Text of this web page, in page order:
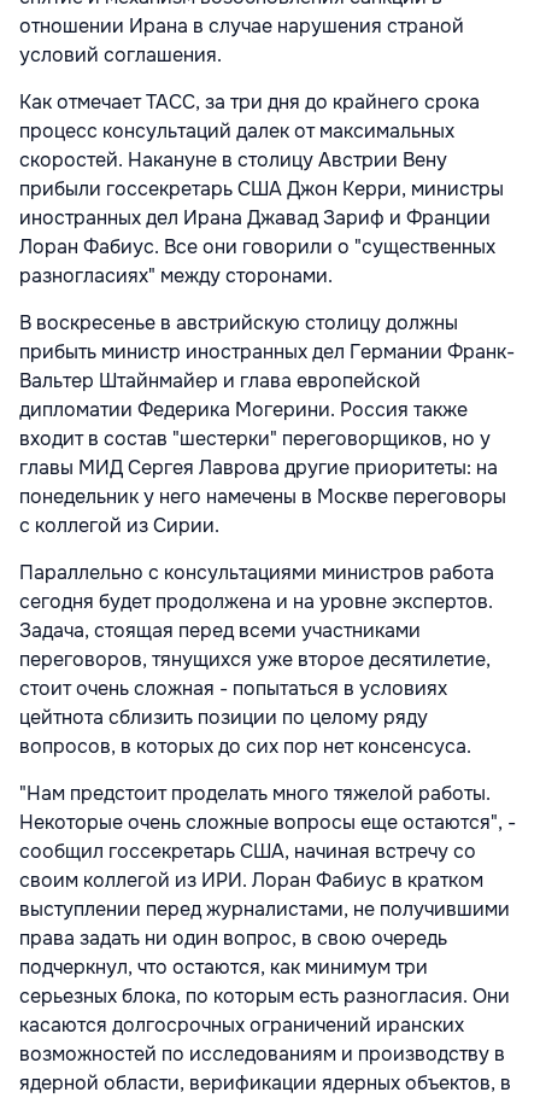
отношении Ирана в случае нарушения страной
условий соглашения.
Как отмечает ТАСС, за три дня до крайнего срока
процесс консультаций далек от максимальных
скоростей. Накануне в столицу Австрии Вену
прибыли госсекретарь США Джон Керри, министры
иностранных дел Ирана Джавад Зариф и Франции
Лоран Фабиус. Все они говорили о "существенных
разногласиях" между сторонами.
В воскресенье в австрийскую столицу должны
прибыть министр иностранных дел Германии Франк-
Вальтер Штайнмайер и глава европейской
дипломатии Федерика Могерини. Россия также
входит в состав "шестерки" переговорщиков, но у
главы МИД Сергея Лаврова другие приоритеты: на
понедельник у него намечены в Москве переговоры
с коллегой из Сирии.
Параллельно с консультациями министров работа
сегодня будет продолжена и на уровне экспертов.
Задача, стоящая перед всеми участниками
переговоров, тянущихся уже второе десятилетие,
стоит очень сложная - попытаться в условиях
цейтнота сблизить позиции по целому ряду
вопросов, в которых до сих пор нет консенсуса.
"Нам предстоит проделать много тяжелой работы.
Некоторые очень сложные вопросы еще остаются", -
сообщил госсекретарь США, начиная встречу со
своим коллегой из ИРИ. Лоран Фабиус в кратком
выступлении перед журналистами, не получившими
права задать ни один вопрос, в свою очередь
подчеркнул, что остаются, как минимум три
серьезных блока, по которым есть разногласия. Они
касаются долгосрочных ограничений иранских
возможностей по исследованиям и производству в
ядерной области, верификации ядерных объектов, в